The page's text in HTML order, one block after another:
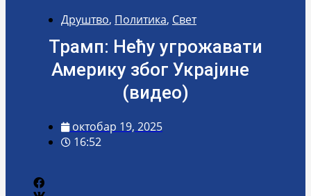
Друштво, Политика, Свет
Трамп: Нећу угрожавати
Америку због Украјине
(видео)
октобар 19, 2025
16:52